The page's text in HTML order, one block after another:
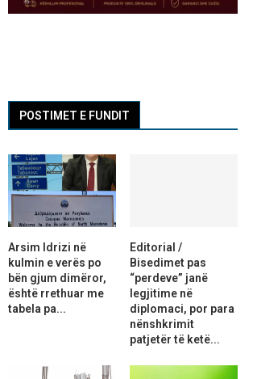
POSTIMET E FUNDIT
Arsim Idrizi në
kulmin e verës po
bën gjum dimëror,
është rrethuar me
tabela pa...
Editorial /
Bisedimet pas
“perdeve” janë
legjitime në
diplomaci, por para
nënshkrimit
patjetër të ketë...